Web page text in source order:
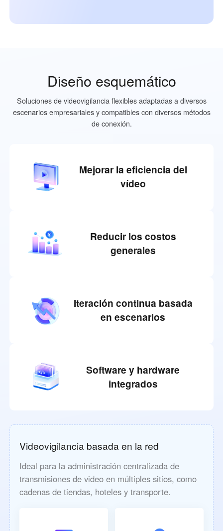
Diseño esquemático
Soluciones de videovigilancia flexibles adaptadas a diversos
escenarios empresariales y compatibles con diversos métodos
de conexión.
Mejorar la eficiencia del
vídeo
Reducir los costos
generales
Iteración continua basada
en escenarios
Software y hardware
integrados
Videovigilancia basada en la red
Ideal para la administración centralizada de
transmisiones de video en múltiples sitios, como
cadenas de tiendas, hoteles y transporte.